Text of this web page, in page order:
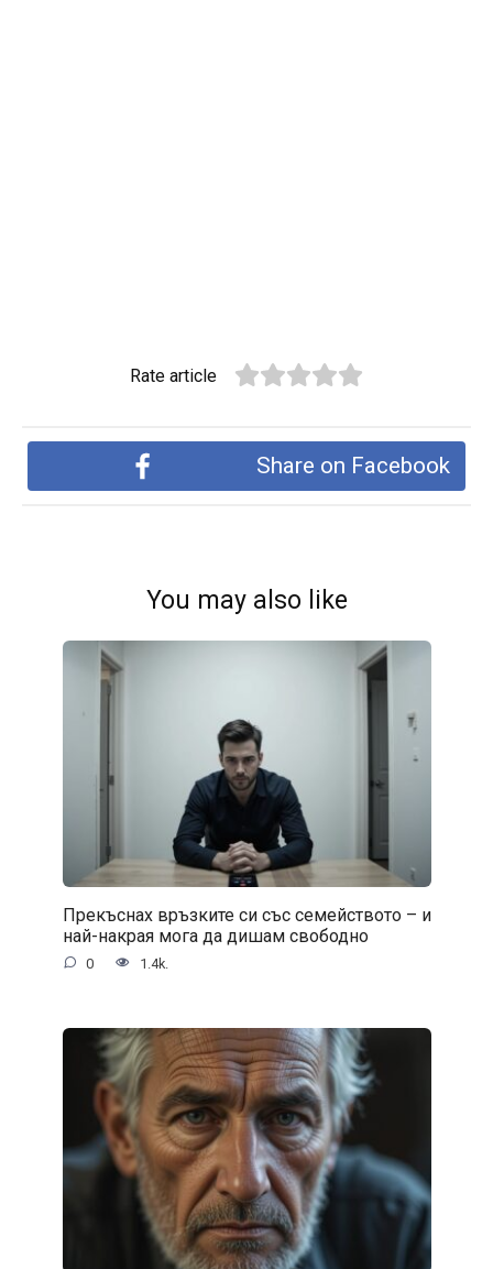
Rate article
Share on Facebook
You may also like
Прекъснах връзките си със семейството – и
най-накрая мога да дишам свободно
0 1.4k.